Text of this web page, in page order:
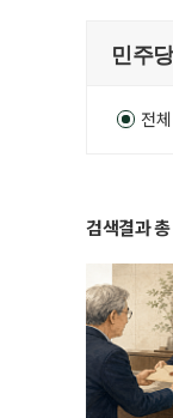
전체
검색결과 총